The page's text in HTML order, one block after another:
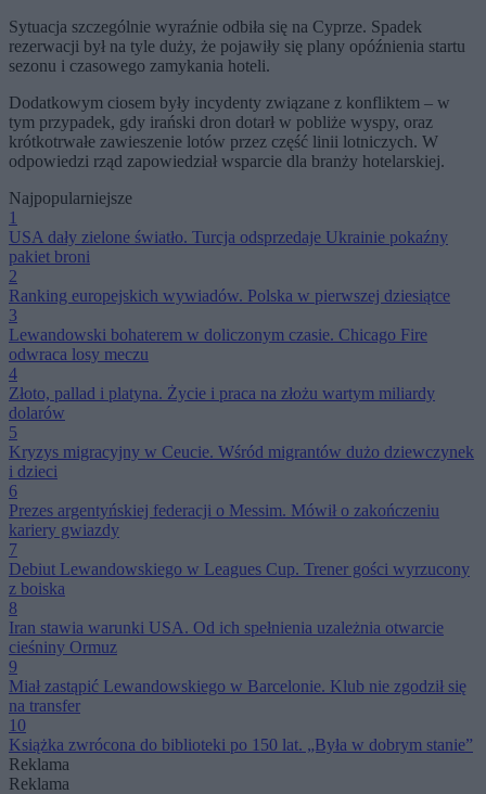
Sytuacja szczególnie wyraźnie odbiła się na Cyprze. Spadek
rezerwacji był na tyle duży, że pojawiły się plany opóźnienia startu
sezonu i czasowego zamykania hoteli.
Dodatkowym ciosem były incydenty związane z konfliktem – w
tym przypadek, gdy irański dron dotarł w pobliże wyspy, oraz
krótkotrwałe zawieszenie lotów przez część linii lotniczych. W
odpowiedzi rząd zapowiedział wsparcie dla branży hotelarskiej.
Najpopularniejsze
1
USA dały zielone światło. Turcja odsprzedaje Ukrainie pokaźny
pakiet broni
2
Ranking europejskich wywiadów. Polska w pierwszej dziesiątce
3
Lewandowski bohaterem w doliczonym czasie. Chicago Fire
odwraca losy meczu
4
Złoto, pallad i platyna. Życie i praca na złożu wartym miliardy
dolarów
5
Kryzys migracyjny w Ceucie. Wśród migrantów dużo dziewczynek
i dzieci
6
Prezes argentyńskiej federacji o Messim. Mówił o zakończeniu
kariery gwiazdy
7
Debiut Lewandowskiego w Leagues Cup. Trener gości wyrzucony
z boiska
8
Iran stawia warunki USA. Od ich spełnienia uzależnia otwarcie
cieśniny Ormuz
9
Miał zastąpić Lewandowskiego w Barcelonie. Klub nie zgodził się
na transfer
10
Książka zwrócona do biblioteki po 150 lat. „Była w dobrym stanie”
Reklama
Reklama